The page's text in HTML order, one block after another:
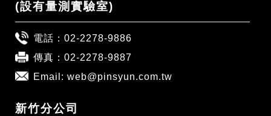
(設有量測實驗室)
電話： 02-2278-9886
傳真：02-2278-9887
Email: web@pinsyun.com.tw
新竹分公司